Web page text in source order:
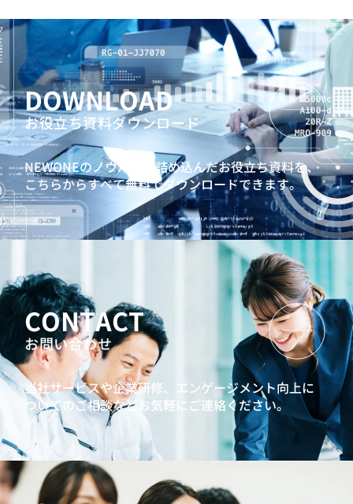
DOWNLOAD
お役立ち資料ダウンロード
NEWONEのノウハウを詰め込んだお役立ち資料を、
こちらからすべて無料でダウンロードできます。
CONTACT
お問い合わせ
当社サービスや企業研修、エンゲージメント向上に
ついてのご相談などお気軽にご連絡ください。